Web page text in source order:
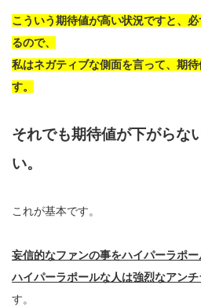
こういう期待値が高い状況ですと、
るので、
私はネガティブな側面を言って、期
す。
それでも期待値が下がらな
い。
これが基本です。
妄信的なファンの事をハイパーラポー
ハイパーラポールな人は強烈なアン
す。